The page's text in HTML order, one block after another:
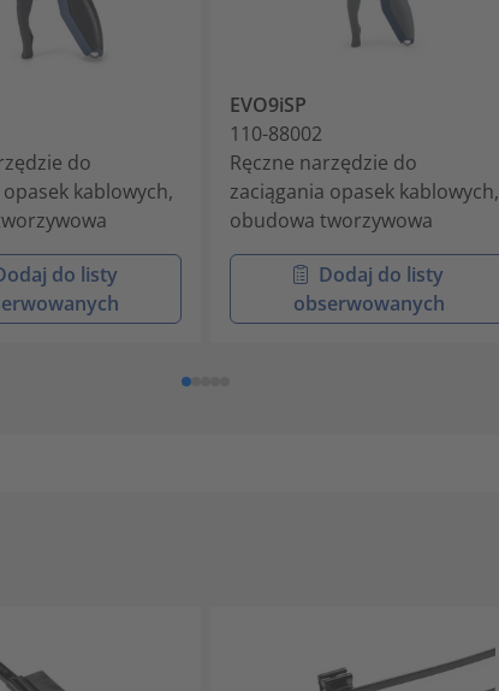
do
kablowych,
do listy
EVO9iSP
110-88002
Ręczne narzędzie do
zaciągania opasek kablowych,
obudowa tworzywowa
Dodaj do listy
obserwowanych